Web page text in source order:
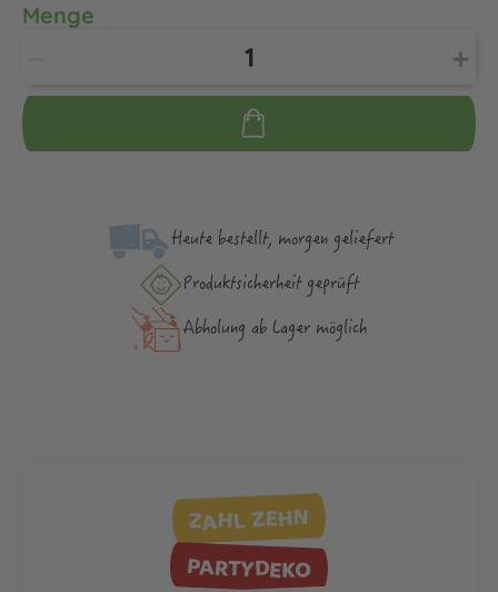
Menge
Heute bestellt, morgen geliefert
Produktsicher­heit geprüft
Abholung ab Lager möglich
ZAHL ZEHN
PARTYDEKO